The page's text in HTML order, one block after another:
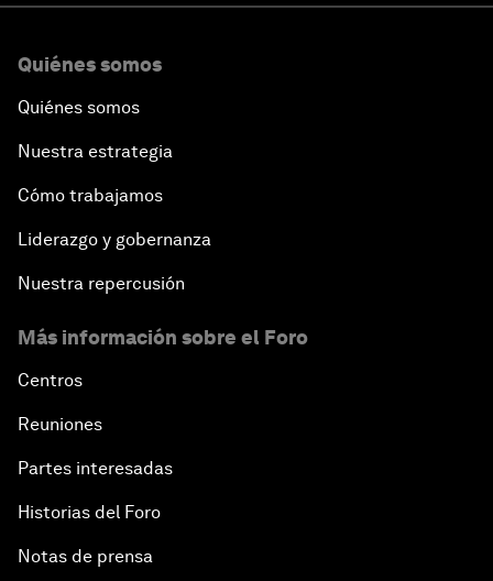
Quiénes somos
Quiénes somos
Nuestra estrategia
Cómo trabajamos
Liderazgo y gobernanza
Nuestra repercusión
Más información sobre el Foro
Centros
Reuniones
Partes interesadas
Historias del Foro
Notas de prensa